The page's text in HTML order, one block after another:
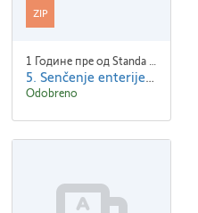
ZIP
1 Године пре од Standa Blaha
5. Senčenje enterijera.zip
Odobreno